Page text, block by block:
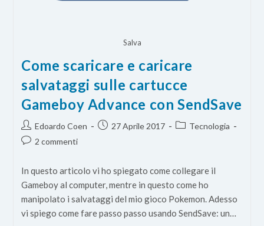
Salva
Come scaricare e caricare
salvataggi sulle cartucce
Gameboy Advance con SendSave
Autore
dell'articolo:
Edoardo Coen
Articolo27 Aprile 2017
Categoria
Tecnologia
Commenti
2 commenti
In questo articolo vi ho spiegato come collegare il
Gameboy al computer, mentre in questo come ho
manipolato i salvataggi del mio gioco Pokemon. Adesso
vi spiego come fare passo passo usando SendSave: un…